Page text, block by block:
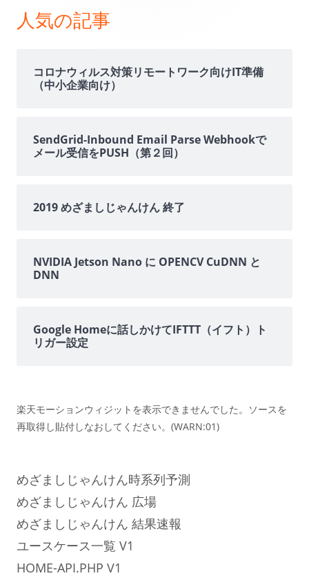
ン
人気の記事
コロナウィルス対策リモートワーク向けIT準備
（中小企業向け）
SendGrid-Inbound Email Parse Webhookで
メール受信をPUSH（第２回）
2019 めざましじゃんけん 終了
NVIDIA Jetson Nano に OPENCV CuDNN と
DNN
Google Homeに話しかけてIFTTT（イフト）ト
リガー設定
楽天モーションウィジットを表示できませんでした。ソースを
再取得し貼付しなおしてください。(WARN:01)
めざましじゃんけん時系列予測
めざましじゃんけん 広場
めざましじゃんけん 結果速報
ユースケース一覧 V1
HOME-API.PHP V1